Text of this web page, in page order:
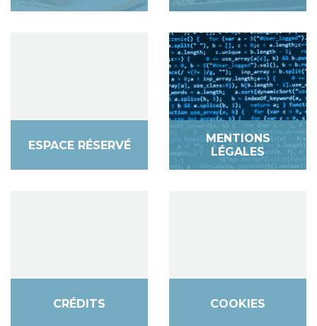
ESPACE RÉSERVÉ
MENTIONS
LÉGALES
CRÉDITS COOKIES